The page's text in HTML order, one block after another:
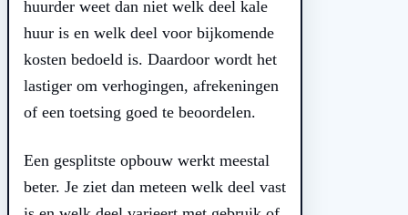
huurder weet dan niet welk deel kale
huur is en welk deel voor bijkomende
kosten bedoeld is. Daardoor wordt het
lastiger om verhogingen, afrekeningen
of een toetsing goed te beoordelen.
Een gesplitste opbouw werkt meestal
beter. Je ziet dan meteen welk deel vast